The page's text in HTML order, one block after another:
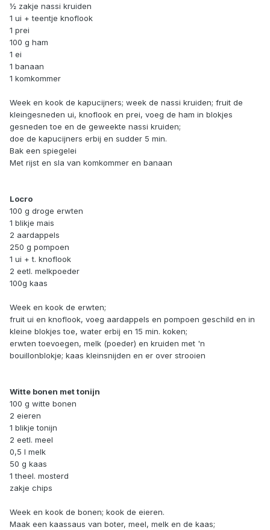
½ zakje nassi kruiden
1 ui + teentje knoflook
1 prei
100 g ham
1 ei
1 banaan
1 komkommer
Week en kook de kapucijners; week de nassi kruiden; fruit de
kleingesneden ui, knoflook en prei, voeg de ham in blokjes
gesneden toe en de geweekte nassi kruiden;
doe de kapucijners erbij en sudder 5 min.
Bak een spiegelei
Met rijst en sla van komkommer en banaan
Locro
100 g droge erwten
1 blikje mais
2 aardappels
250 g pompoen
1 ui + t. knoflook
2 eetl. melkpoeder
100g kaas
Week en kook de erwten;
fruit ui en knoflook, voeg aardappels en pompoen geschild en in
kleine blokjes toe, water erbij en 15 min. koken;
erwten toevoegen, melk (poeder) en kruiden met 'n
bouillonblokje; kaas kleinsnijden en er over strooien
Witte bonen met tonijn
100 g witte bonen
2 eieren
1 blikje tonijn
2 eetl. meel
0,5 l melk
50 g kaas
1 theel. mosterd
zakje chips
Week en kook de bonen; kook de eieren.
Maak een kaassaus van boter, meel, melk en de kaas;